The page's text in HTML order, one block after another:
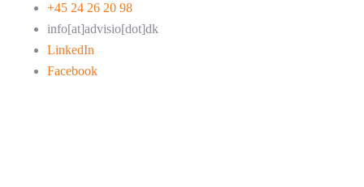
+45 24 26 20 98
info[at]advisio[dot]dk
LinkedIn
Facebook